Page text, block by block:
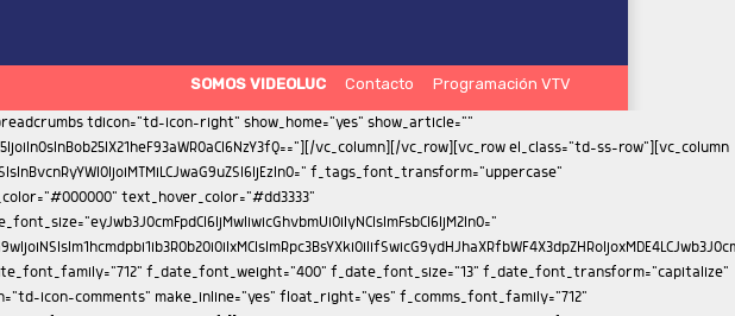
SOMOS VIDEOLUC Contacto Programación VTV
f_title1_font_family="712" f_title1_font_line_height="1.2" f_title1_font_size="eyJhbGwiOiIxNSIsInBvcnRyYWl0IjoiMTEiLCJwaG9uZSI6IjE3In0=" f_title1_font_weight="500" f_title1_font_transform="" f_cat1_font_transform="uppercase" f_cat1_font_size="eyJhbGwiOiIxMSIsInBob25lIjoiMTMifQ==" f_cat1_font_weight="500" f_cat1_font_family="712" modules_category_padding1="0" category_id="" ajax_pagination="next_prev" f_more_font_family="" f_more_font_transform="" f_more_font_weight="" sort="" tdc_css="eyJhbGwiOnsiZGlzcGxheSI6IiJ9LCJwb3J0cmFpdCI6eyJkaXNwbGF5IjoiIn0sInBvcnRyYWl0X21heF93aWR0aCI6MTAxOCwicG9ydHJhaXRfbWluX3dpZHRoIjo3NjgsInBob25lIjp7Im1hcmdpbi1ib3R0b20iOiI0MCIsImRpc3BsYXkiOiIifSwicGhvbmVfbWF4X3dpZHRoIjo3Njd9" custom_title="ARTICULOS RELACIONADOS" block_template_id="td_block_template_8" image_size="" cat_txt="#ffffff" border_color="#272d69" f_header_font_family="712" f_header_font_size="eyJhbGwiOiIxNyIsInBvcnRyYWl0IjoiMTUifQ==" f_header_font_transform="uppercase" f_header_font_weight="500" mix_type_h="color" mix_color_h="rgba(112,204,63,0.3)" pag_h_bg="#85c442" pag_h_border="#85c442" title_tag="h2"][tdb_single_comments block_template_id="td_block_template_8" border_color="#272d69" f_header_font_size="eyJhbGwiOiIxNyIsInBvcnRyYWl0IjoiMTUifQ==" f_header_font_weight="500" f_header_font_transform="uppercase" f_header_font_family="712" f_auth_font_family="712" f_auth_font_transform="capitalize" f_auth_font_weight="500" f_auth_font_size="eyJhbGwiOiIxNSIsInBvcnRyYWl0IjoiMTMifQ==" f_meta_font_family="712" f_meta_font_size="11" f_meta_font_weight="400" f_descr_font_family="712" f_descr_font_size="13" f_descr_font_weight="400" f_reply_font_family="712" f_reply_font_transform="uppercase" f_frm_title_font_family="712" f_frm_title_font_weight="500" f_frm_title_font_size="eyJhbGwiOiIxNSIsInBvcnRyYWl0IjoiMTMifQ==" f_frm_title_font_transform="uppercase" f_input_font_family="712" f_input_font_size="13" f_btn_font_family="712" f_btn_font_weight="400" f_btn_font_transform="uppercase" f_btn_font_size="13" f_agreement_font_family="712" f_agreement_font_size="13" f_agreement_font_weight="400" f_input_font_weight="400" f_reply_font_weight="400" f_agreement_font_line_height="1.2" auth_h_color="#272d69" reply_h_color="#000000" form_layout="1" tdc_css="eyJhbGwiOnsiZGlzcGxheSI6IiJ9fQ=="][/vc_column][vc_column width="1/3" is_sticky="yes"][td_block_ad_box spot_img_horiz="content-horiz-center" spot_id="sidebar"][vc_empty_space height="33px"][td_flex_block_1 modules_on_row="eyJwaG9uZSI6IjEwMCUifQ==" image_floated="float_left" image_width="30" image_height="100" show_btn="none" show_excerpt="none" modules_category="above" show_date="none" show_review="none" show_com="none" show_author="none" meta_padding="eyJhbGwiOiIwIDAgMCAxNXB4IiwicG9ydHJhaXQiOiIwIDAgMCAxMHB4In0=" art_title="eyJhbGwiOiI4cHggMCAwIDAiLCJwb3J0cmFpdCI6IjVweCAwIDAgMCJ9" f_title_font_family="712" f_title_font_size="eyJhbGwiOiIxNSIsInBvcnRyYWl0IjoiMTEifQ==" f_title_font_weight="400" f_title_font_line_height="1.2" title_txt="#000000" cat_bg="rgba(255,255,255,0)" cat_bg_hover="rgba(255,255,255,0)" f_cat_font_family="712" f_cat_font_transform="uppercase" f_cat_font_weight="400" f_cat_font_size="11" modules_category_padding="0" all_modules_space="eyJhbGwiOiIyNCIsInBvcnRyYWl0IjoiMTUiLCJsYW5kc2NhcGUiOiIyMCJ9" category_id="" ajax_pagination="load_more" sort="" title_txt_hover="#272d69" tdc_css="eyJwaG9uZSI6eyJtYXJnaW4tYm90dG9tIjoiNDAiLCJkaXNwbGF5IjoiIn0sInBob25lX21heF93aWR0aCI6NzY3LCJhbGwiOnsiZGlzcGxheSI6IiJ9LCJwb3J0cmFpdCI6eyJ